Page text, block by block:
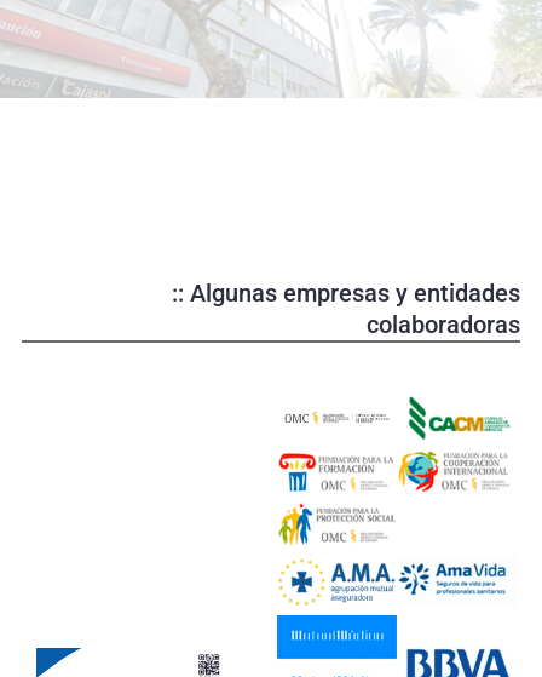
d
u
c
o
:: Algunas empresas y entidades
colaboradoras